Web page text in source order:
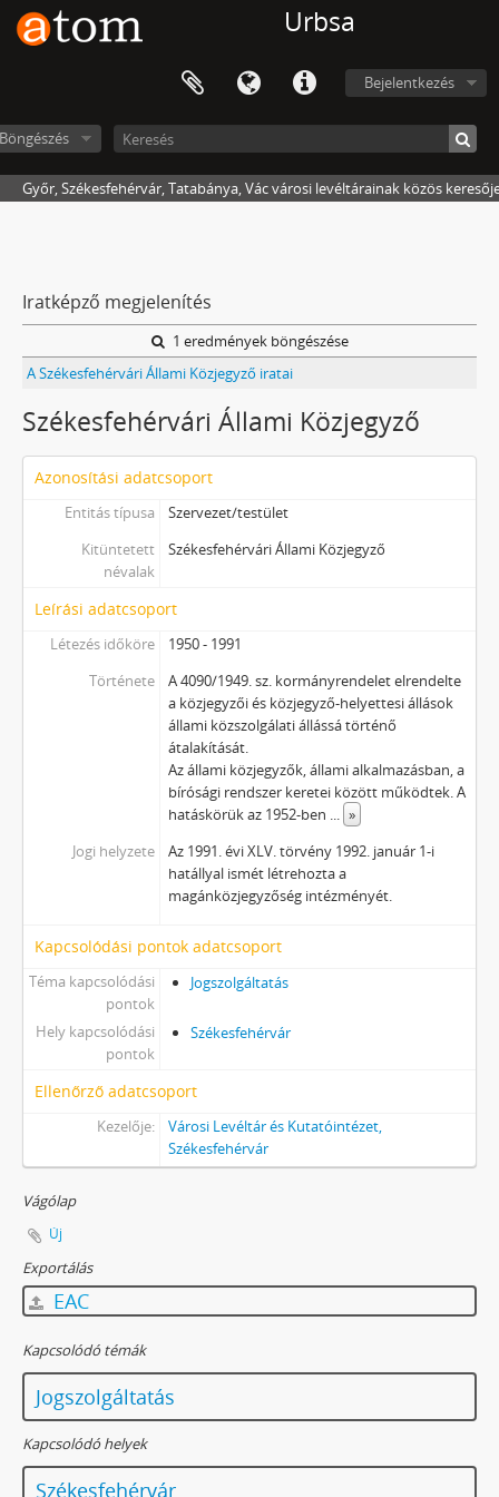
Urbsa
Bejelentkezés
Győr, Székesfehérvár, Tatabánya, Vác városi levéltárainak közös
Iratképző megjelenítés
1 eredmények böngészése
A Székesfehérvári Állami Közjegyző iratai
Székesfehérvári Állami Közjegyző
Azonosítási adatcsoport
Entitás típusa
Szervezet/testület
Kitüntetett
névalak
Székesfehérvári Állami Közjegyző
Leírási adatcsoport
Létezés időköre
1950 - 1991
Története
A 4090/1949. sz. kormányrendelet elrendelte
a közjegyzői és közjegyző-helyettesi állások
állami közszolgálati állássá történő
átalakítását.
Az állami közjegyzők, állami alkalmazásban, a
bírósági rendszer keretei között működtek. A
hatáskörük az 1952-ben ... »
Jogi helyzete
Az 1991. évi XLV. törvény 1992. január 1-i
hatállyal ismét létrehozta a
magánközjegyzőség intézményét.
Kapcsolódási pontok adatcsoport
Téma kapcsolódási
pontok
Jogszolgáltatás
Hely kapcsolódási
pontok
Székesfehérvár
Ellenőrző adatcsoport
Kezelője:
Városi Levéltár és Kutatóintézet,
Székesfehérvár
Vágólap
Új
Exportálás
EAC
Kapcsolódó témák
Jogszolgáltatás
Kapcsolódó helyek
Székesfehérvár